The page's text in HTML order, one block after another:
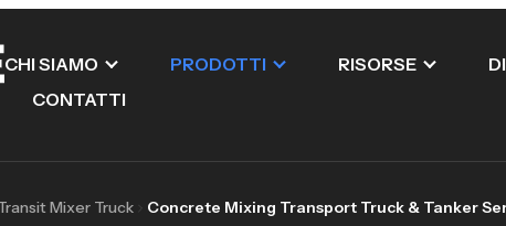
CHI SIAMO PRODOTTI RISORSE
CONTATTI
Mixer Truck Concrete Mixing Transport Truck & Tanker